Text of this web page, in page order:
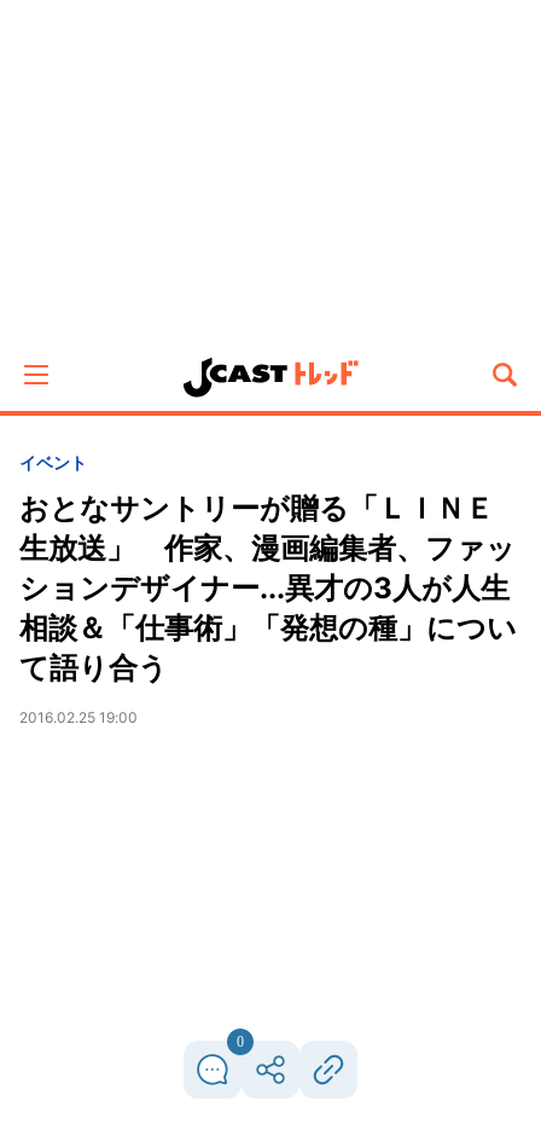
イベント
おとなサントリーが贈る「ＬＩＮＥ
生放送」 作家、漫画編集者、ファッ
ションデザイナー...異才の3人が人生
相談＆「仕事術」「発想の種」につい
て語り合う
2016.02.25 19:00
0